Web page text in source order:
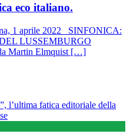
eco italiano.
1 aprile 2022 SINFONICA:
LUSSEMBURGO
da Martin Elmquist […]